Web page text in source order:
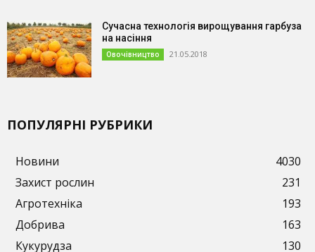
Сучасна технологія вирощування гарбуза
на насіння
Овочівництво 21.05.2018
ПОПУЛЯРНІ РУБРИКИ
Новини
4030
Захист рослин
231
Агротехніка
193
Добрива
163
Кукурудза
130